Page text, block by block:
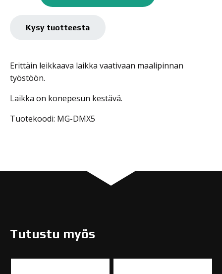
LEIKKAAVA
määrä
Kysy tuotteesta
Erittäin leikkaava laikka vaativaan maalipinnan
työstöön.
Laikka on konepesun kestävä.
Tuotekoodi: MG-DMX5
Tutustu myös